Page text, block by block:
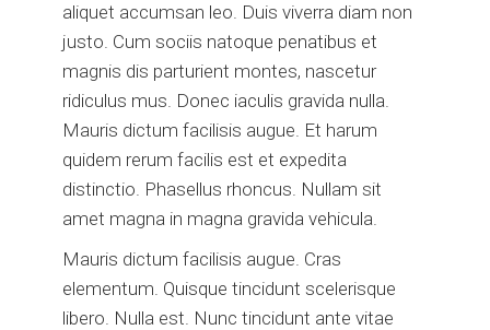
aliquet accumsan leo. Duis viverra diam non
justo. Cum sociis natoque penatibus et
magnis dis parturient montes, nascetur
ridiculus mus. Donec iaculis gravida nulla.
Mauris dictum facilisis augue. Et harum
quidem rerum facilis est et expedita
distinctio. Phasellus rhoncus. Nullam sit
amet magna in magna gravida vehicula.
Mauris dictum facilisis augue. Cras
elementum. Quisque tincidunt scelerisque
libero. Nulla est. Nunc tincidunt ante vitae